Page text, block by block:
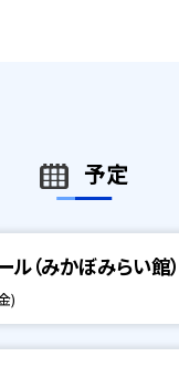
予定
（みかぼみらい館）
)